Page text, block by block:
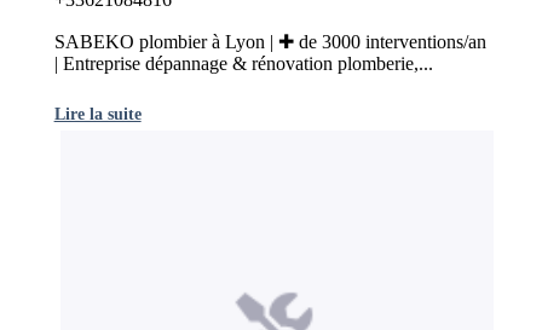
SABEKO plombier à Lyon | ✚ de 3000 interventions/an
| Entreprise dépannage & rénovation plomberie,...
Lire la suite